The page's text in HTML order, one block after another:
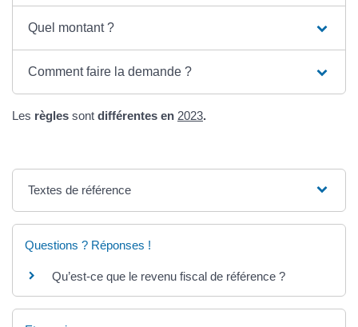
Quel montant ?
Comment faire la demande ?
Les règles sont différentes en 2023.
Textes de référence
Questions ? Réponses !
Qu’est-ce que le revenu fiscal de référence ?